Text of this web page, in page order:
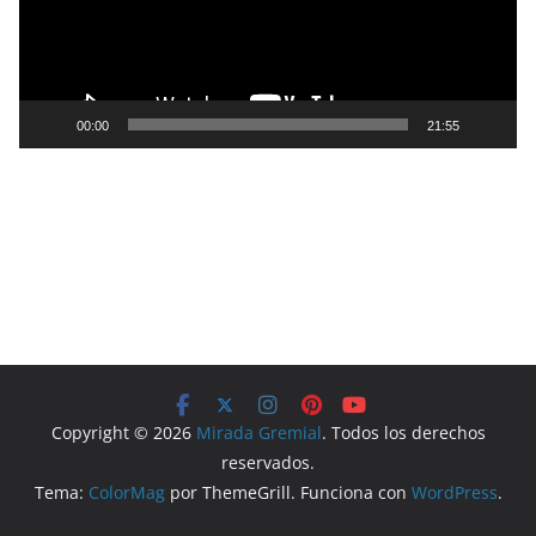
o
e
00:00 21:55
Copyright © 2026 Mirada Gremial. Todos los derechos
reservados.
Tema: ColorMagpor ThemeGrill. Funciona con WordPress.